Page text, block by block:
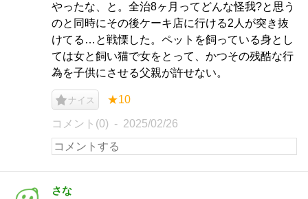
やったな、と。全治8ヶ月ってどんな怪我?と思う
のと同時にその後ケーキ店に行ける2人が突き抜
けてる…と戦慄した。ペットを飼っている身とし
ては女と飼い猫で女をとって、かつその残酷な行
為を子供にさせる父親が許せない。
ナイス ★10
コメント(0) 2025/02/26
さな